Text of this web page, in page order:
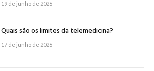
19 de junho de 2026
Quais são os limites da telemedicina?
17 de junho de 2026